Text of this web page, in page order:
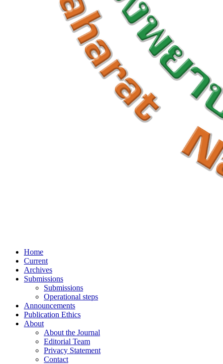
Home
Current
Archives
Submissions
Submissions
Operational steps
Announcements
Publication Ethics
About
About the Journal
Editorial Team
Privacy Statement
Contact